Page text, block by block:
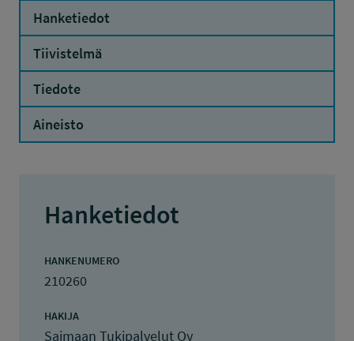
Hanketiedot
Tiivistelmä
Tiedote
Aineisto
Hanketiedot
HANKENUMERO
210260
HAKIJA
Saimaan Tukipalvelut Oy